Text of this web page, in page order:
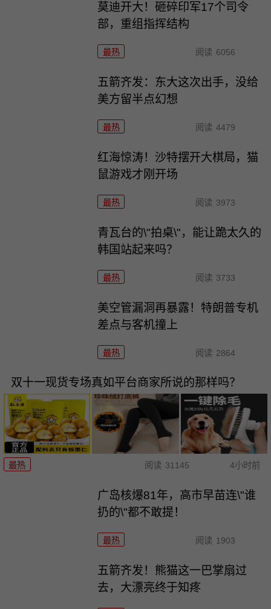
莫迪开大！砸碎印军17个司令
部，重组指挥结构
最热 阅读 6056
五箭齐发：东大这次出手，没给
美方留半点幻想
最热 阅读 4479
红海惊涛！沙特摆开大棋局，猫
鼠游戏才刚开场
最热 阅读 3973
青瓦台的\"拍桌\"，能让跪太久的
韩国站起来吗？
最热 阅读 3733
美空管漏洞再暴露！特朗普专机
差点与客机撞上
最热 阅读 2864
双十一现货专场真如平台商家所说的那样吗？
最热 阅读 31145 4小时前
广岛核爆81年，高市早苗连\"谁
扔的\"都不敢提！
最热 阅读 1903
五箭齐发！熊猫这一巴掌扇过
去，大漂亮终于知疼